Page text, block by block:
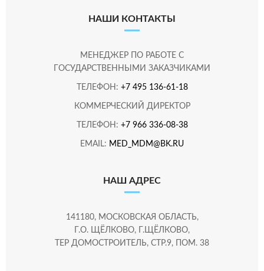
НАШИ КОНТАКТЫ
МЕНЕДЖЕР ПО РАБОТЕ С
ГОСУДАРСТВЕННЫМИ ЗАКАЗЧИКАМИ
ТЕЛЕФОН: +7 495 136-61-18
КОММЕРЧЕСКИЙ ДИРЕКТОР
ТЕЛЕФОН: +7 966 336-08-38
EMAIL: MED_MDM@BK.RU
НАШ АДРЕС
141180, МОСКОВСКАЯ ОБЛАСТЬ,
Г.О. ЩЁЛКОВО, Г.ЩЁЛКОВО,
ТЕР ДОМОСТРОИТЕЛЬ, СТР.9, ПОМ. 38